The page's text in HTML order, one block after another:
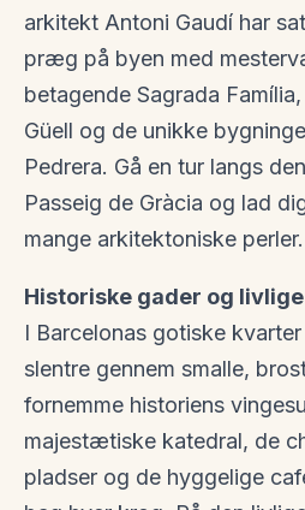
arkitekt Antoni Gaudí har
præg på byen med
betagende Sagrada
Güell og de unikke
Pedrera. Gå en tur langs
Passeig de Gràcia og lad
mange arkitektoniske perler.
Historiske gader og
I Barcelonas gotiske
slentre gennem smalle,
fornemme historiens
majestætiske katedral, de
pladser og de hyggelige